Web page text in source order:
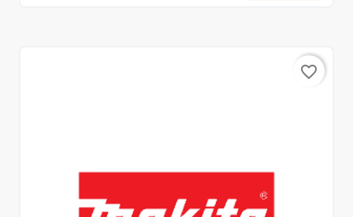
favorite_border